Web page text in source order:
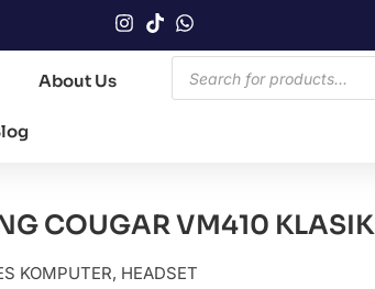
About Us
COUGAR VM410 KLASIK
KOMPUTER, HEADSET